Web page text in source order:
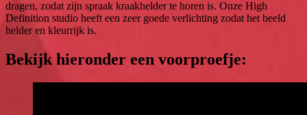
dragen, zodat zijn spraak kraakhelder te horen is. Onze High
Definition studio heeft een zeer goede verlichting zodat het beeld
helder en kleurrijk is.
Bekijk hieronder een voorproefje: